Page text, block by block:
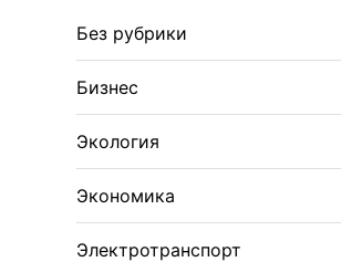
Без рубрики
Бизнес
Экология
Экономика
Электротранспорт